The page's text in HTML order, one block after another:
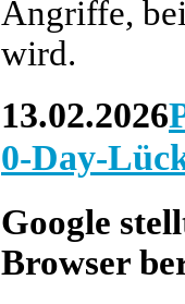
Angriffe,
wird.
13.02.2026
0-Day-
Google
Browser